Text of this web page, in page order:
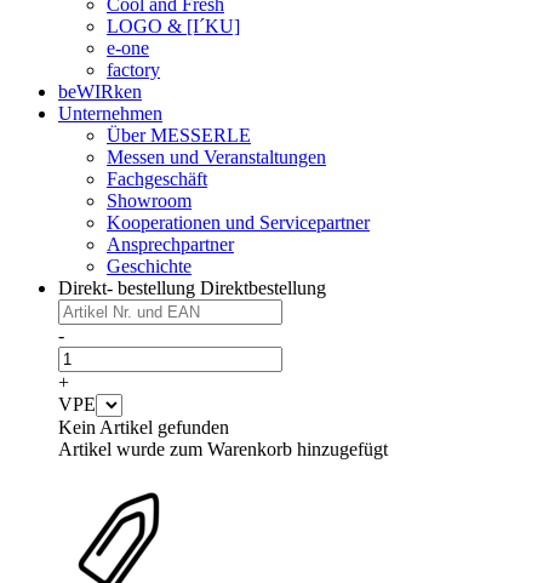
Cool and Fresh
LOGO & [I´KU]
e-one
factory
beWIRken
Unternehmen
Über MESSERLE
Messen und Veranstaltungen
Fachgeschäft
Showroom
Kooperationen und Servicepartner
Ansprechpartner
Geschichte
Direkt- bestellung Direktbestellung
-
+
VPE
Kein Artikel gefunden
Artikel wurde zum Warenkorb hinzugefügt